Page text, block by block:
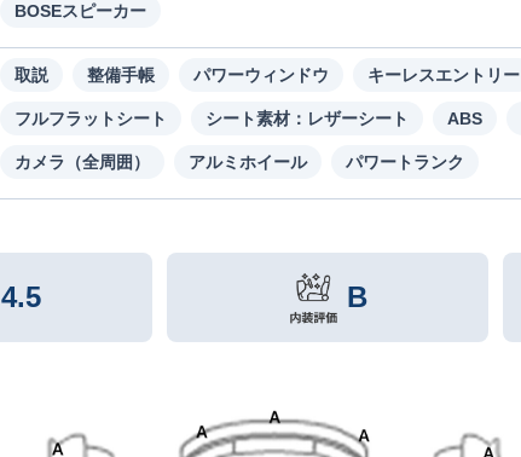
BOSEスピーカー
取説 整備手帳 パワーウィンドウ キーレスエントリー
フルフラットシート シート素材：レザーシート ABS
カメラ（全周囲） アルミホイール パワートランク
4.5 B